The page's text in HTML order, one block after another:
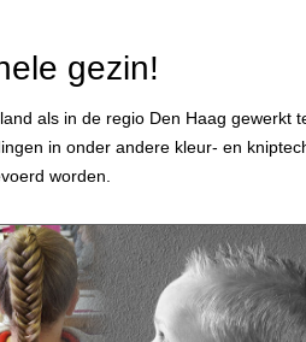
gezin!
als in de regio Den Haag gewerkt
in onder andere kleur- en
worden.